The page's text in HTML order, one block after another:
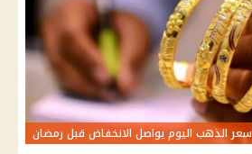
سعر الذهب اليوم يواصل الانخفاض قبل رمضان